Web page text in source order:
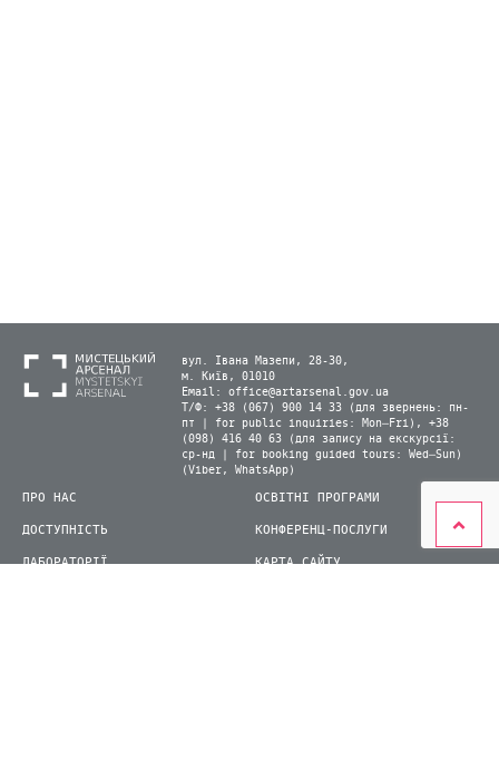
вул. Івана Мазепи, 28-30,
м. Київ, 01010
Email: office@artarsenal.gov.ua
Т/Ф: +38 (067) 900 14 33 (для звернень: пн-
пт | for public inquiries: Mon–Fri), +38
(098) 416 40 63 (для запису на екскурсії:
ср-нд | for booking guided tours: Wed–Sun)
(Viber, WhatsApp)
ПРО НАС
ДОСТУПНІСТЬ
ЛАБОРАТОРІЇ
ОСВІТНІ ПРОГРАМИ
КОНФЕРЕНЦ-ПОСЛУГИ
КАРТА САЙТУ